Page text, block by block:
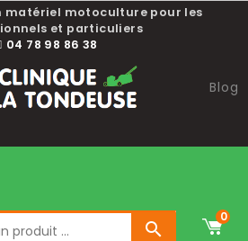
matériel motoculture pour les
et particuliers
04 78 98 86 38
Blog

0